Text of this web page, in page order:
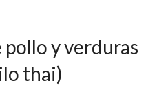
y verduras
thai)